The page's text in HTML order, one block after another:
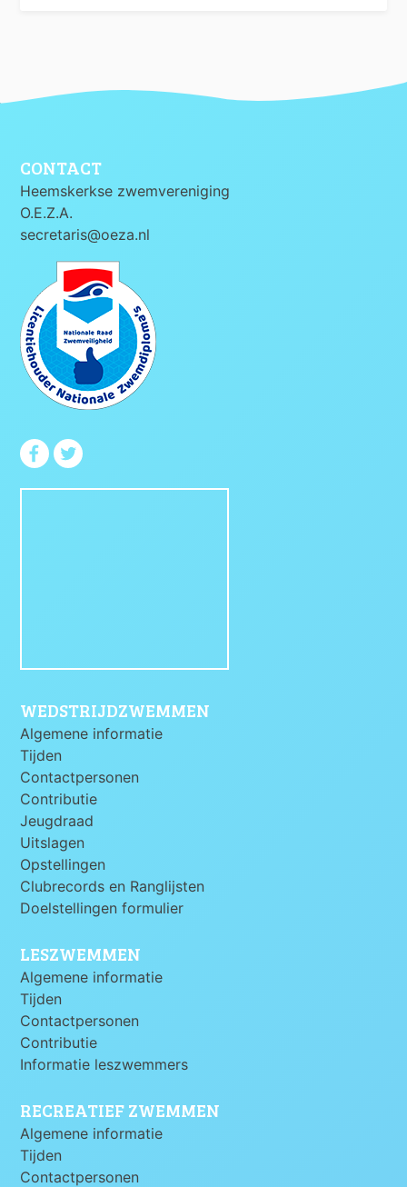
CONTACT
Heemskerkse zwemvereniging
O.E.Z.A.
secretaris@oeza.nl
WEDSTRIJDZWEMMEN
Algemene informatie
Tijden
Contactpersonen
Contributie
Jeugdraad
Uitslagen
Opstellingen
Clubrecords en Ranglijsten
Doelstellingen formulier
LESZWEMMEN
Algemene informatie
Tijden
Contactpersonen
Contributie
Informatie leszwemmers
RECREATIEF ZWEMMEN
Algemene informatie
Tijden
Contactpersonen